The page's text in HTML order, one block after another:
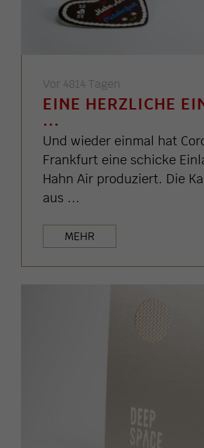
Vor 4814 Tagen
EINE HERZLICHE
...
Und wieder einmal hat
Frankfurt eine schicke
Hahn Air produziert. Die
aus ...
MEHR